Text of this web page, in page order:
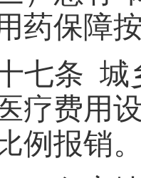
药保障
七条 城
疗费用
例报销。